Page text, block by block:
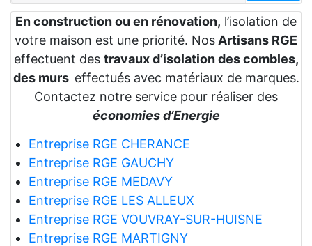
En construction ou en rénovation, l’isolation de
votre maison est une priorité. Nos Artisans RGE
effectuent des travaux d’isolation des combles,
des murs effectués avec matériaux de marques.
Contactez notre service pour réaliser des
économies d’Energie
Entreprise RGE CHERANCE
Entreprise RGE GAUCHY
Entreprise RGE MEDAVY
Entreprise RGE LES ALLEUX
Entreprise RGE VOUVRAY-SUR-HUISNE
Entreprise RGE MARTIGNY